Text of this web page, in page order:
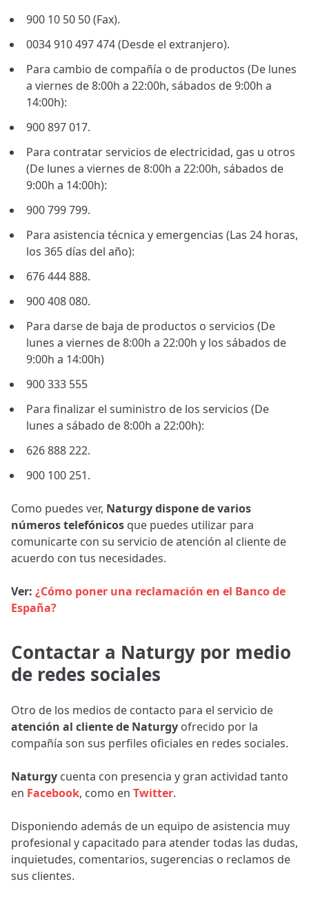
900 10 50 50 (Fax).
0034 910 497 474 (Desde el extranjero).
Para cambio de compañía o de productos (De lunes
a viernes de 8:00h a 22:00h, sábados de 9:00h a
14:00h):
900 897 017.
Para contratar servicios de electricidad, gas u otros
(De lunes a viernes de 8:00h a 22:00h, sábados de
9:00h a 14:00h):
900 799 799.
Para asistencia técnica y emergencias (Las 24 horas,
los 365 días del año):
676 444 888.
900 408 080.
Para darse de baja de productos o servicios (De
lunes a viernes de 8:00h a 22:00h y los sábados de
9:00h a 14:00h)
900 333 555
Para finalizar el suministro de los servicios (De
lunes a sábado de 8:00h a 22:00h):
626 888 222.
900 100 251.
Como puedes ver, Naturgy dispone de varios
números telefónicos que puedes utilizar para
comunicarte con su servicio de atención al cliente de
acuerdo con tus necesidades.
Ver: ¿Cómo poner una reclamación en el Banco de
España?
Contactar a Naturgy por medio
de redes sociales
Otro de los medios de contacto para el servicio de
atención al cliente de Naturgy ofrecido por la
compañía son sus perfiles oficiales en redes sociales.
Naturgy cuenta con presencia y gran actividad tanto
en Facebook, como en Twitter.
Disponiendo además de un equipo de asistencia muy
profesional y capacitado para atender todas las dudas,
inquietudes, comentarios, sugerencias o reclamos de
sus clientes.